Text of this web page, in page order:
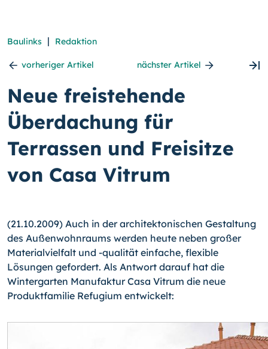
Baulinks | Redaktion
vorheriger Artikel nächster Artikel
Neue freistehende
Überdachung für
Terrassen und Freisitze
von Casa Vitrum
(21.10.2009) Auch in der architektonischen Gestaltung
des Außenwohnraums werden heute neben großer
Materialvielfalt und -qualität einfache, flexible
Lösungen gefordert. Als Antwort darauf hat die
Wintergarten Manufaktur Casa Vitrum die neue
Produktfamilie Refugium entwickelt: